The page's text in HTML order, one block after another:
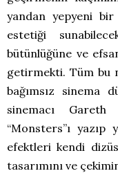
yandan yepyeni bir
estetiği
bütünlüğüne ve
getirmekti. Tüm bu
bağımsız sinema
sinemacı Gareth
“Monsters”ı
efektleri kendi
tasarımını ve